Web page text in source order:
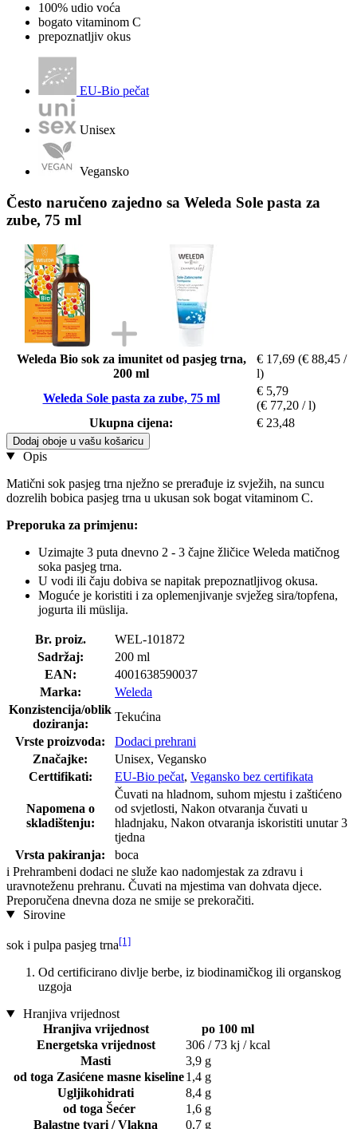
100% udio voća
bogato vitaminom C
prepoznatljiv okus
EU-Bio pečat
Unisex
Vegansko
Često naručeno zajedno sa Weleda Sole pasta za
zube, 75 ml
Weleda Bio sok za imunitet od pasjeg trna,
200 ml
€ 17,69 (€ 88,45 /
l)
Weleda Sole pasta za zube, 75 ml
€ 5,79
(€ 77,20 / l)
Ukupna cijena:
€ 23,48
Dodaj oboje u vašu košaricu
Opis
Matični sok pasjeg trna nježno se prerađuje iz svježih, na suncu
dozrelih bobica pasjeg trna u ukusan sok bogat vitaminom C.
Preporuka za primjenu:
Uzimajte 3 puta dnevno 2 - 3 čajne žličice Weleda matičnog
soka pasjeg trna.
U vodi ili čaju dobiva se napitak prepoznatljivog okusa.
Moguće je koristiti i za oplemenjivanje svježeg sira/topfena,
jogurta ili müslija.
Br. proiz.
WEL-101872
Sadržaj:
200 ml
EAN:
4001638590037
Marka:
Weleda
Konzistencija/oblik
doziranja:
Tekućina
Vrste proizvoda:
Dodaci prehrani
Značajke:
Unisex, Vegansko
Certtifikati:
EU-Bio pečat, Vegansko bez certifikata
Napomena o
skladištenju:
Čuvati na hladnom, suhom mjestu i zaštićeno
od svjetlosti, Nakon otvaranja čuvati u
hladnjaku, Nakon otvaranja iskoristiti unutar 3
tjedna
Vrsta pakiranja:
boca
i Prehrambeni dodaci ne služe kao nadomjestak za zdravu i
uravnoteženu prehranu. Čuvati na mjestima van dohvata djece.
Preporučena dnevna doza ne smije se prekoračiti.
Sirovine
sok i pulpa pasjeg trna[1]
Od certificirano divlje berbe, iz biodinamičkog ili organskog
uzgoja
Hranjiva vrijednost
Hranjiva vrijednost
po 100 ml
Energetska vrijednost
306 / 73 kj / kcal
Masti
3,9 g
od toga Zasićene masne kiseline1,4 g
Ugljikohidrati
8,4 g
od toga Šećer
1,6 g
Balastne tvari / Vlakna
0,7 g